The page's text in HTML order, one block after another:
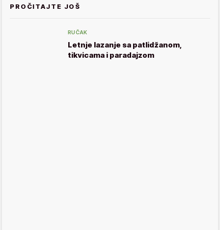
PROČITAJTE JOŠ
RUČAK
Letnje lazanje sa patlidžanom,
tikvicama i paradajzom